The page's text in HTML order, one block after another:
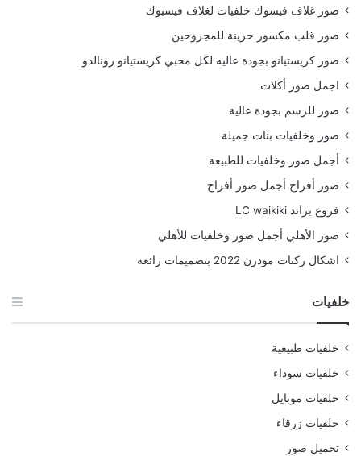
صور غلاف فيسوك خلفيات لغلاف فيسبوك
صور قلب مكسور حزينة للمجروحين
صور كريستيانو بجودة عاليه لكل محبي كريستيانو رونالدو
اجمل صور أكلات
صور للرسم بجودة عالية
صور وخلفيات بنات جميلة
أجمل صور وخلفيات للطبيعة
صور أفراح أجمل صور أفراح
فروع براند LC waikiki
صور الأهلي أجمل صور وخلفيات للأهلي
اشكال ركنات مودرن 2022 بتصميمات رائعة
خلفيات
خلفيات طبيعية
خلفيات سوداء
خلفيات موبايل
خلفيات زرقاء
تحميل صور